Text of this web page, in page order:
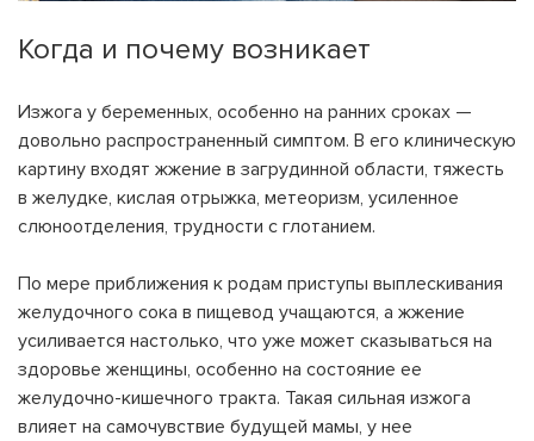
Когда и почему возникает
Изжога у беременных, особенно на ранних сроках —
довольно распространенный симптом. В его клиническую
картину входят жжение в загрудинной области, тяжесть
в желудке, кислая отрыжка, метеоризм, усиленное
слюноотделения, трудности с глотанием.
По мере приближения к родам приступы выплескивания
желудочного сока в пищевод учащаются, а жжение
усиливается настолько, что уже может сказываться на
здоровье женщины, особенно на состояние ее
желудочно-кишечного тракта. Такая сильная изжога
влияет на самочувствие будущей мамы, у нее